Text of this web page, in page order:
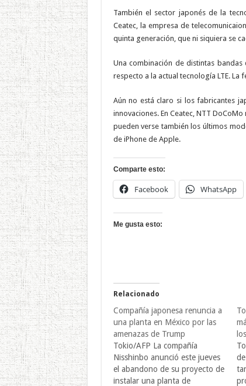
También el sector japonés de la
Ceatec, la empresa de
quinta generación, que ni siquiera se
Una combinación de distintas
respecto a la actual tecnología LTE.
Aún no está claro si los fabricantes
innovaciones. En Ceatec, NTT
pueden verse también los últimos
de iPhone de Apple.
Comparte esto:
Facebook WhatsApp
Me gusta esto:
Relacionado
Compañía japonesa renuncia a
una planta en México por las
amenazas de Trump
Tokio/AFP La compañía
Nisshinbo anunció este jueves
el abandono de su proyecto de
instalar una planta de